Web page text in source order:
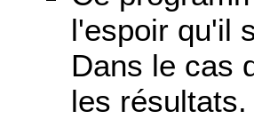
l'espoir qu'il
Dans le cas
les résultats.